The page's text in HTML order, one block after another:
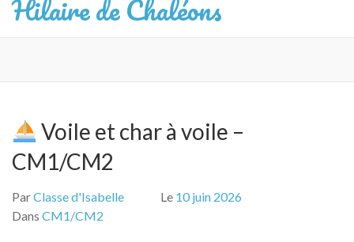
Hilaire de Chaléons
Voile et char à voile –
CM1/CM2
ParClasse d'Isabelle Le 10 juin 2026
Dans CM1/CM2